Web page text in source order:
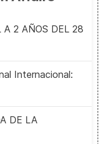
A 2 AÑOS DEL 28
Internacional:
DE LA